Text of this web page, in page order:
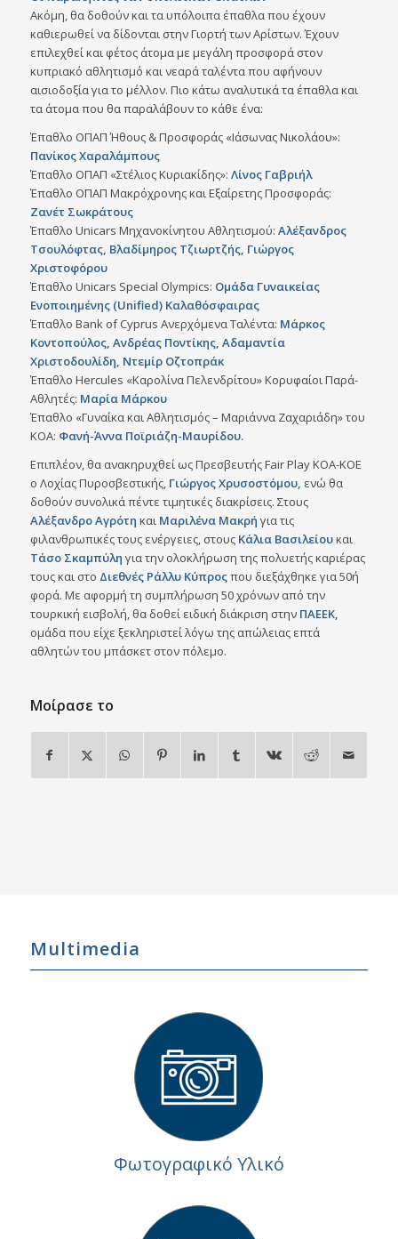
Ακόμη, θα δοθούν και τα υπόλοιπα έπαθλα που έχουν
καθιερωθεί να δίδονται στην Γιορτή των Αρίστων. Έχουν
επιλεχθεί και φέτος άτομα με μεγάλη προσφορά στον
κυπριακό αθλητισμό και νεαρά ταλέντα που αφήνουν
αισιοδοξία για το μέλλον. Πιο κάτω αναλυτικά τα έπαθλα και
τα άτομα που θα παραλάβουν το κάθε ένα:
Έπαθλο ΟΠΑΠ Ήθους & Προσφοράς «Ιάσωνας Νικολάου»:
Πανίκος Χαραλάμπους
Έπαθλο ΟΠΑΠ «Στέλιος Κυριακίδης»: Λίνος Γαβριήλ
Έπαθλο ΟΠΑΠ Μακρόχρονης και Εξαίρετης Προσφοράς:
Ζανέτ Σωκράτους
Έπαθλo Unicars Μηχανοκίνητου Αθλητισμού: Αλέξανδρος
Τσουλόφτας, Bλαδίμηρος Τζιωρτζής, Γιώργος
Χριστοφόρου
Έπαθλο Unicars Special Olympics: Ομάδα Γυναικείας
Ενοποιημένης (Unified) Καλαθόσφαιρας
Έπαθλο Bank of Cyprus Ανερχόμενα Ταλέντα: Μάρκος
Κοντοπούλος, Ανδρέας Ποντίκης, Αδαμαντία
Χριστοδουλίδη, Ντεμίρ Οζτοπράκ
Έπαθλο Hercules «Καρολίνα Πελενδρίτου» Κορυφαίοι Παρά-
Αθλητές: Μαρία Μάρκου
Έπαθλο «Γυναίκα και Αθλητισμός – Μαριάννα Ζαχαριάδη» του
ΚΟΑ: Φανή-Άννα Ποϊριάζη-Μαυρίδου.
Επιπλέον, θα ανακηρυχθεί ως Πρεσβευτής Fair Play ΚΟΑ-ΚΟΕ
o Λοχίας Πυροσβεστικής, Γιώργος Χρυσοστόμου, ενώ θα
δοθούν συνολικά πέντε τιμητικές διακρίσεις. Στους
Αλέξανδρο Αγρότη και Μαριλένα Μακρή για τις
φιλανθρωπικές τους ενέργειες, στους Κάλια Βασιλείουκαι
Τάσο Σκαμπύλη για την ολοκλήρωση της πολυετής καριέρας
τους και στο Διεθνές Ράλλυ Κύπροςπου διεξάχθηκε για 50ή
φορά. Με αφορμή τη συμπλήρωση 50 χρόνων από την
τουρκική εισβολή, θα δοθεί ειδική διάκριση στην ΠΑΕΕΚ,
ομάδα που είχε ξεκληριστεί λόγω της απώλειας επτά
αθλητών του μπάσκετ στον πόλεμο.
Μοίρασε το
Multimedia
Φωτογραφικό Υλικό